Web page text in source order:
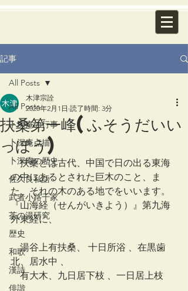
記事
All Posts
卜深庵の行事
卜深庵点描
卜深庵の歴史
佐久良私語
武者小路千家
茶の湯研究
歴史
和歌
漢詩
俳諧
All Posts
扶桑第一峰(ふそうだいい
っぽう)
木津宗詮
2020年2月1日 読了時間: 3分
扶桑とは古代、中国で日の出る東海
の中にあるとされた巨木のこと、ま
た、それの木のある地でをいいます。
『山海経（せんがいきよう）』第九海
外東経に、
湯谷上有扶桑、 十日所浴 、在黒歯
北、居水中 、
有大木、九日居下枝 、一日居上枝